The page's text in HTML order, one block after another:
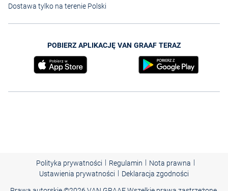
Dostawa tylko na terenie Polski
POBIERZ APLIKACJĘ VAN GRAAF TERAZ
Polityka prywatności | Regulamin | Nota prawna |
Ustawienia prywatności | Deklaracja zgodności